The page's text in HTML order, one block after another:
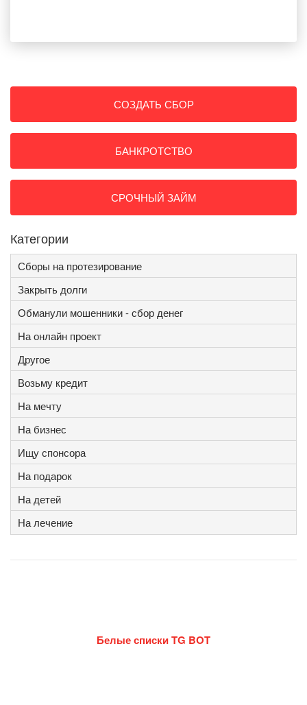
СОЗДАТЬ СБОР
БАНКРОТСТВО
СРОЧНЫЙ ЗАЙМ
Категории
Сборы на протезирование
Закрыть долги
Обманули мошенники - сбор денег
На онлайн проект
Другое
Возьму кредит
На мечту
На бизнес
Ищу спонсора
На подарок
На детей
На лечение
Белые списки TG BOT